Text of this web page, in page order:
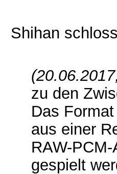
Shihan
zu den
Das
aus einer
RAW-
gespielt